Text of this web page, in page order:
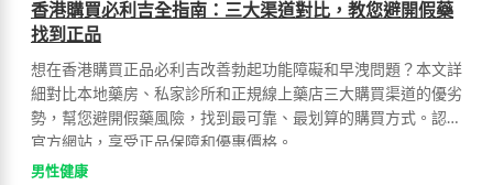
香港購買必利吉全指南：三大渠道對比，教您避開假藥
找到正品
想在香港購買正品必利吉改善勃起功能障礙和早洩問題？本文詳
細對比本地藥房、私家診所和正規線上藥店三大購買渠道的優劣
勢，幫您避開假藥風險，找到最可靠、最划算的購買方式。認準
官方網站，享受正品保障和優惠價格。
男性健康